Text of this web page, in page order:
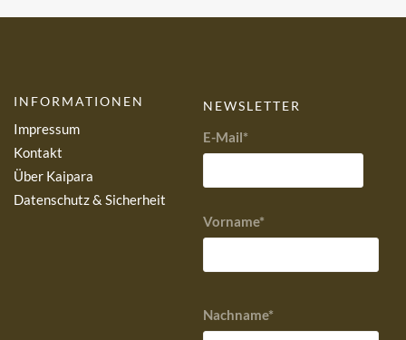
INFORMATIONEN
Impressum
Kontakt
Über Kaipara
Datenschutz & Sicherheit
NEWSLETTER
E-Mail*
Vorname*
Nachname*